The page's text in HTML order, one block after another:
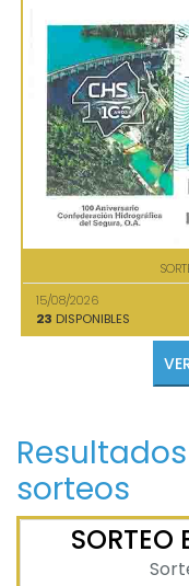
15/08/2026
23 DISPONIBLES
sorteos
SORTEO